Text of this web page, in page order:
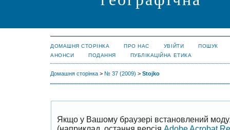
ДОМАШНЯ СТОРІНКА ПРО НАС УВІЙТИ
ПОШУК
АНОНСИ
ПОДАННЯ ПУБЛІКАЦІЙНА ЕТИКА
Домашня сторінка > № 37 (2009) > Stojko
Якщо у Вашому браузері встановлений